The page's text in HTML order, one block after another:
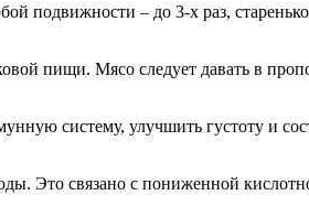
подвижности – до 3-х раз,
пищи. Мясо следует давать в
систему, улучшить густоту и
Это связано с пониженной